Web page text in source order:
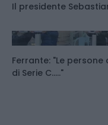
Il presidente
Ferrante: "Le
di Serie C....."